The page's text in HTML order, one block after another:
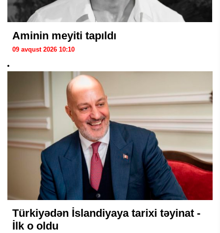
Aminin meyiti tapıldı
09 avqust 2026 10:10
Türkiyədən İslandiyaya tarixi təyinat -
İlk o oldu